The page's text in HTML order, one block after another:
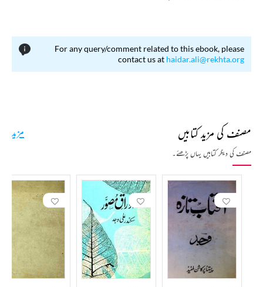
For any query/comment related to this ebook, please
contact us at haidar.ali@rekhta.org
مصنف کی مزید کتابیں
مصنف کی دیگر کتابیں یہاں پڑھئے۔
مزید